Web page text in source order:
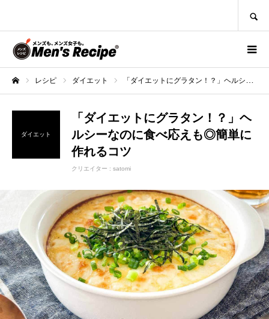
レシピ ダイエット 「ダイエットにグラタン！？」ヘルシーなのに食べ応えも◎簡単に作れるコツ
ダイエット
「ダイエットにグラタン！？」ヘ
ルシーなのに食べ応えも◎簡単に
作れるコツ
クリエイター : satomi